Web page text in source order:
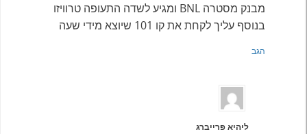
מבנק מסטרה BNL ומגיע לשדה התעופה טרוויזו
בנוסף עליך לקחת את קו 101 שיוצא מידי שעה
הגב
ליהיא פרייברג